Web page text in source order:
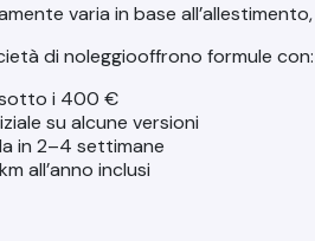
varia in base
di noleggiooffrono formule con:
sotto i 400 €
su alcune versioni
in 2–4 settimane
all’anno inclusi